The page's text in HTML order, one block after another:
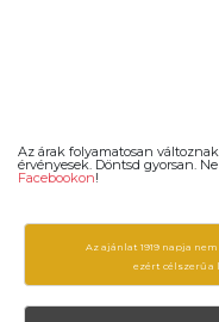
Az árak folyamatosan
érvényesek. Döntsd gyorsan.
Facebookon!
Az ajánlat 1919 napja
ezért célszerű